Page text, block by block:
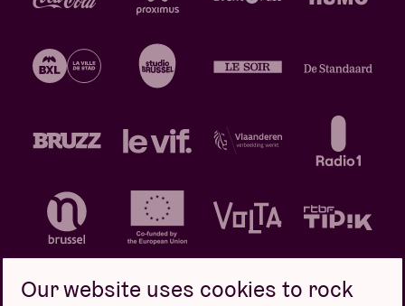
Our website uses cookies to rock